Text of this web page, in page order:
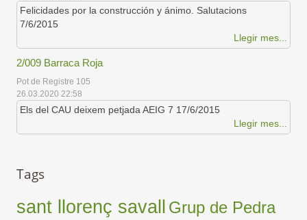
Felicidades por la construcción y ánimo. Salutacions
7/6/2015
Llegir mes...
2/009 Barraca Roja
Pot de Registre 105
26.03.2020 22:58
Els del CAU deixem petjada AEIG 7 17/6/2015
Llegir mes...
Tags
sant llorenç savall Grup de Pedra